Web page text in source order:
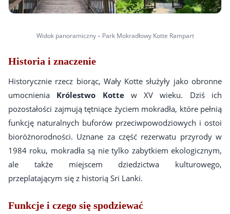
Widok panoramiczny – Park Mokradłowy Kotte Rampart
Historia i znaczenie
Historycznie rzecz biorąc, Wały Kotte służyły jako obronne
umocnienia Królestwo Kottew XV wieku. Dziś ich
pozostałości zajmują tętniące życiem mokradła, które pełnią
funkcję naturalnych buforów przeciwpowodziowych i ostoi
bioróżnorodności. Uznane za część rezerwatu przyrody w
1984 roku, mokradła są nie tylko zabytkiem ekologicznym,
ale także miejscem dziedzictwa kulturowego,
przeplatającym się z historią Sri Lanki.
Funkcje i czego się spodziewać